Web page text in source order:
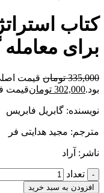
کتاب
برای
335,000 تومان
بود.302,000 تومانقیمت فعلی:
نویسنده: گابریل فابریس
مترجم: مجید هدایتی فر
ناشر: آراد
تعداد
افزودن به سبد خرید